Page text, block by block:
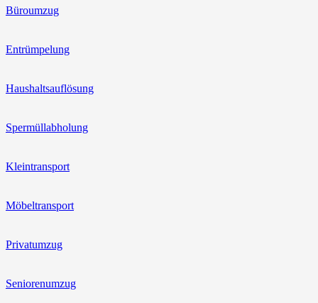
Büroumzug
Entrümpelung
Haushaltsauflösung
Spermüllabholung
Kleintransport
Möbeltransport
Privatumzug
Seniorenumzug